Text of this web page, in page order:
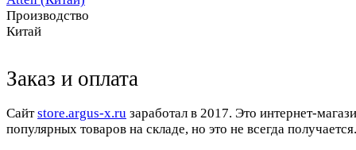
Производство
Китай
Заказ и оплата
Cайтstore.argus-x.ru заработал в 2017. Это интернет-
популярных товаров на складе, но это не всегда